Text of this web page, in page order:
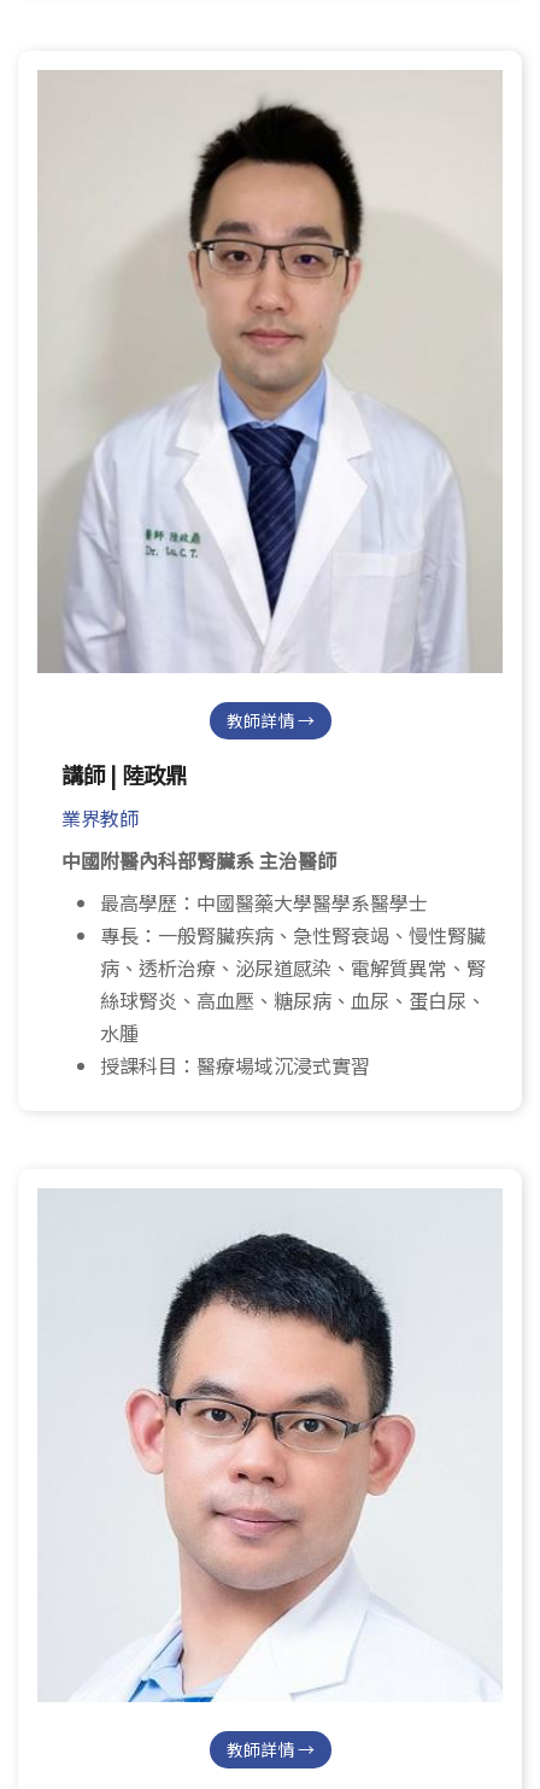
教師詳情 →
講師 | 陸政鼎
業界教師
中國附醫內科部腎臟系 主治醫師
最高學歷：中國醫藥大學醫學系醫學士
專長：一般腎臟疾病、急性腎衰竭、慢性腎臟
病、透析治療、泌尿道感染、電解質異常、腎
絲球腎炎、高血壓、糖尿病、血尿、蛋白尿、
水腫
授課科目：醫療場域沉浸式實習
教師詳情 →